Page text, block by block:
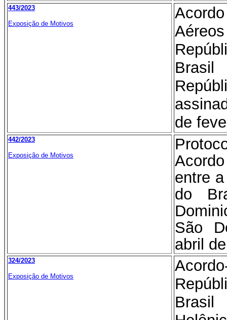
443/2023
Exposição de Motivos
de
442/2023
Exposição de Motivos
entre
do
São
abril
324/2023
Exposição de Motivos